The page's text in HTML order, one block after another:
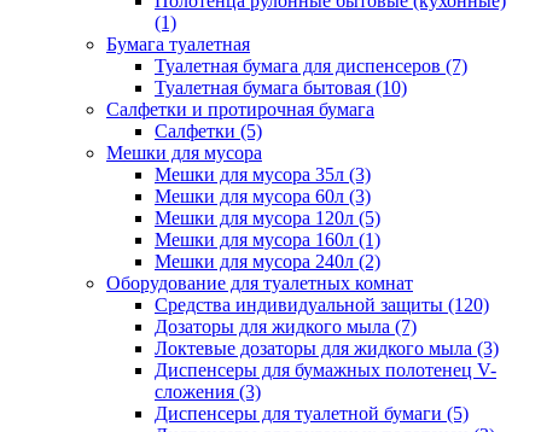
(1)
Бумага туалетная
Туалетная бумага для диспенсеров (7)
Туалетная бумага бытовая (10)
Салфетки и протирочная бумага
Салфетки (5)
Мешки для мусора
Мешки для мусора 35л (3)
Мешки для мусора 60л (3)
Мешки для мусора 120л (5)
Мешки для мусора 160л (1)
Мешки для мусора 240л (2)
Оборудование для туалетных комнат
Средства индивидуальной защиты (120)
Дозаторы для жидкого мыла (7)
Локтевые дозаторы для жидкого мыла (3)
Диспенсеры для бумажных полотенец V-
сложения (3)
Диспенсеры для туалетной бумаги (5)